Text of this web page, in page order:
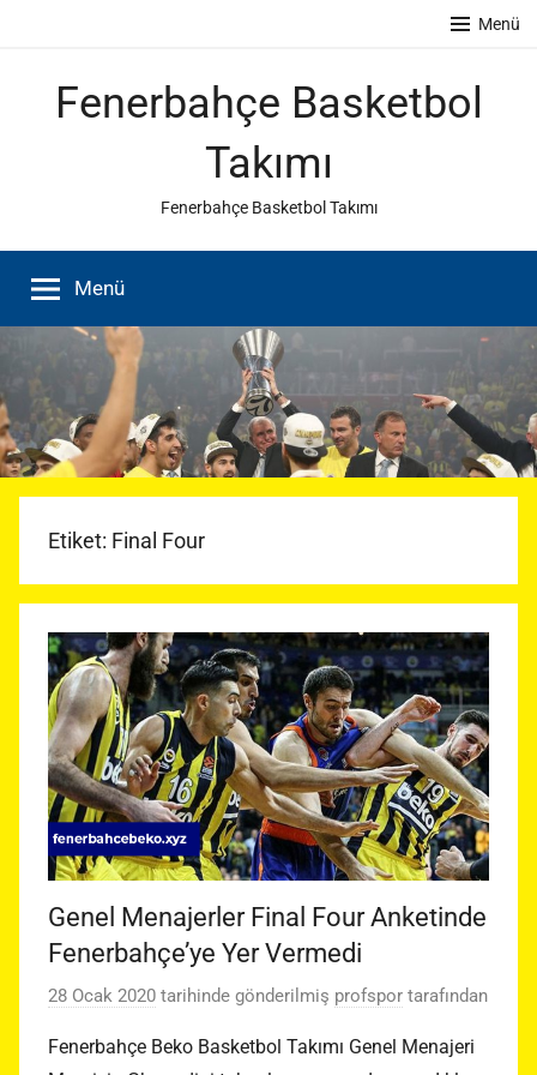
Menü
Fenerbahçe Basketbol
Takımı
Fenerbahçe Basketbol Takımı
Menü
Etiket: Final Four
Genel Menajerler Final Four Anketinde
Fenerbahçe’ye Yer Vermedi
28 Ocak 2020 tarihinde gönderilmiş profspor tarafından
Fenerbahçe Beko Basketbol Takımı Genel Menajeri